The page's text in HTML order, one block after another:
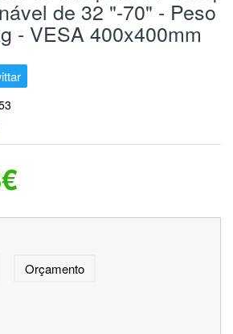
de 32 "-70" - Peso
- VESA 400x400mm
Orçamento